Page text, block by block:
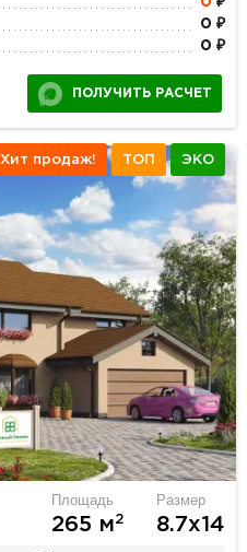
0 ₽
0 ₽
ПОЛУЧИТЬ РАСЧЕТ
Хит продаж! ТОП ЭКО
Площадь
265 м2
Размер
8.7х14